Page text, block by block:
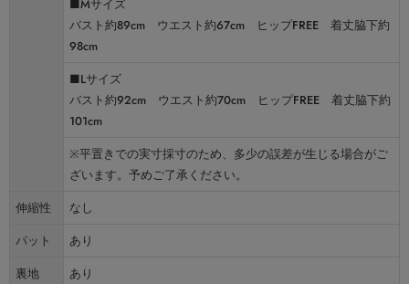
■Mサイズ
バスト約89cm ウエスト約67cm ヒップFREE 着丈脇下約
98cm
■Lサイズ
バスト約92cm ウエスト約70cm ヒップFREE 着丈脇下約
101cm
※平置きでの実寸採寸のため、多少の誤差が生じる場合がご
ざいます。予めご了承ください。
伸縮性
なし
パット
あり
裏地
あり